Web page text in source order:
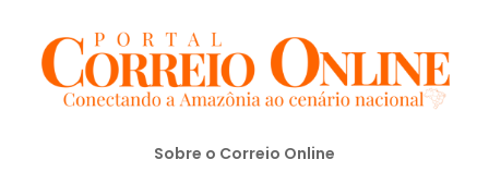
Sobre o Correio Online